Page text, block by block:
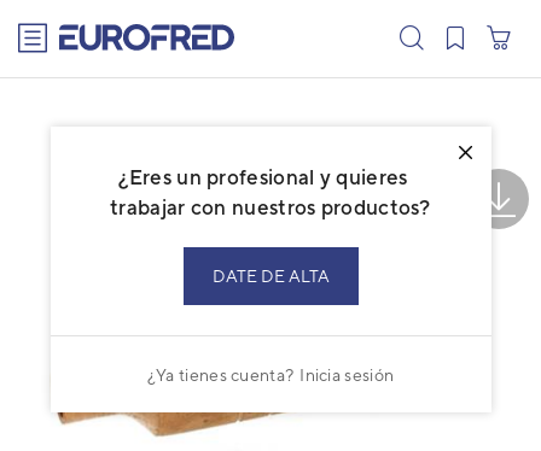
¿Eres un profesional y quieres
trabajar con nuestros productos?
DATE DE ALTA
¿Ya tienes cuenta? Inicia sesión